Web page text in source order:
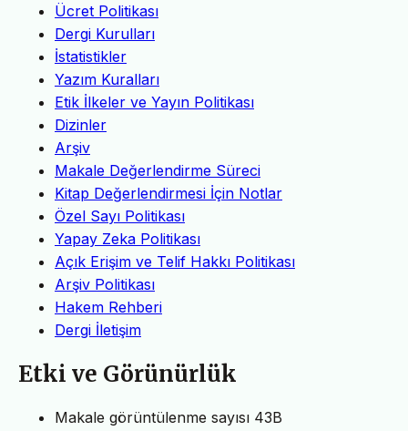
Ücret Politikası
Dergi Kurulları
İstatistikler
Yazım Kuralları
Etik İlkeler ve Yayın Politikası
Dizinler
Arşiv
Makale Değerlendirme Süreci
Kitap Değerlendirmesi İçin Notlar
Özel Sayı Politikası
Yapay Zeka Politikası
Açık Erişim ve Telif Hakkı Politikası
Arşiv Politikası
Hakem Rehberi
Dergi İletişim
Etki ve Görünürlük
Makale görüntülenme sayısı 43B